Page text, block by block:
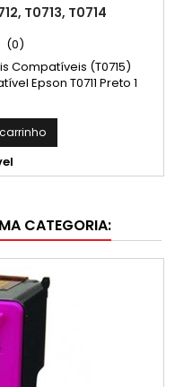
T0713, T0714
(0)
Compatíveis (T0715)
Epson T0711 Preto 1
1 Tinteiro Compatível
Epson T0714
CATEGORIA: